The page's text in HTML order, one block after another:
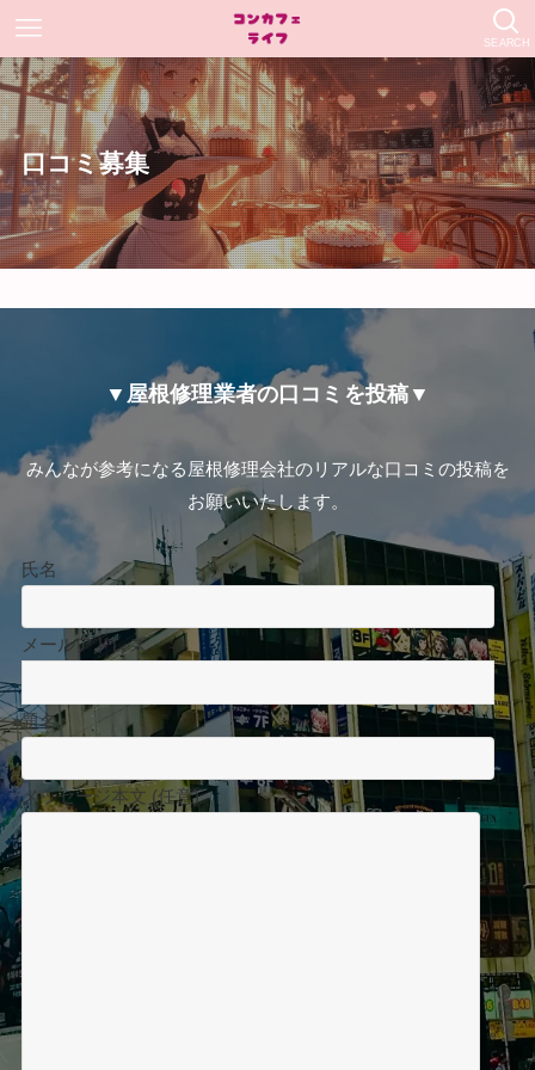
SEARCH
口コミ募集
▼屋根修理業者の口コミを投稿▼
みんなが参考になる屋根修理会社のリアルな口コミの投稿を
お願いいたします。
氏名
メールアドレス
題名
メッセージ本文 (任意)